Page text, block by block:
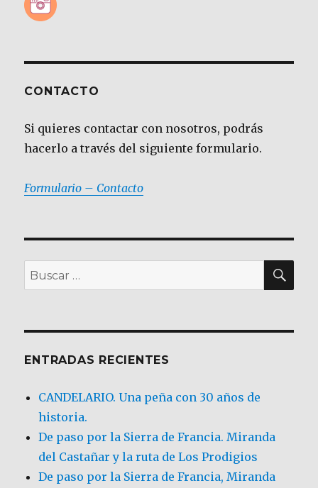
CONTACTO
Si quieres contactar con nosotros, podrás
hacerlo a través del siguiente formulario.
Formulario – Contacto
Buscar
por:
ENTRADAS RECIENTES
CANDELARIO. Una peña con 30 años de
historia.
De paso por la Sierra de Francia. Miranda
del Castañar y la ruta de Los Prodigios
De paso por la Sierra de Francia, Miranda